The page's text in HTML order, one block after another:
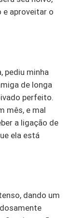
e aproveitar o
pediu minha
de longa
perfeito.
mês, e mal
a ligação de
ela está
dando um